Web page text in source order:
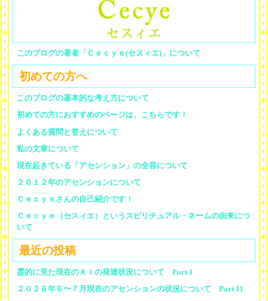
このブログの著者「Ｃｅｃｙｅ(セスィエ)」について
初めての方へ
このブログの基本的な考え方について
初めての方におすすめのページは、こちらです！
よくある質問と答えについて
私の文章について
現在起きている「アセンション」の全容について
２０１２年のアセンションについて
Ｃｅｃｙｅさんの自己紹介です！
Ｃｅｃｙｅ（セスィエ）というスピリチュアル・ネームの由来につ
いて
最近の投稿
霊的に見た現在のＡＩの発達状況について Part 1
２０２６年６〜７月現在のアセンションの状況について Part 11